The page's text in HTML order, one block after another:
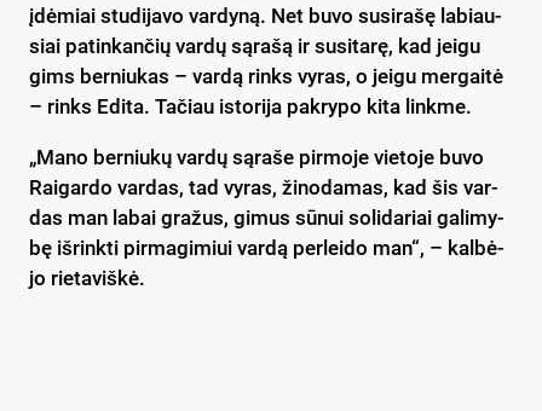
įdė­miai stu­di­ja­vo var­dy­ną. Net bu­vo su­si­ra­šę la­biau­
siai pa­tin­kan­čių var­dų są­ra­šą ir su­si­ta­rę, kad jei­gu
gims ber­niu­kas – var­dą rinks vy­ras, o jei­gu mer­gai­tė
– rinks Edi­ta. Ta­čiau is­to­ri­ja pa­kry­po ki­ta link­me.
„Ma­no ber­niu­kų var­dų są­ra­še pir­mo­je vie­to­je bu­vo
Rai­gar­do var­das, tad vy­ras, ži­no­da­mas, kad šis var­
das man la­bai gra­žus, gi­mus sū­nui so­li­da­riai ga­li­my­
bę iš­rink­ti pir­ma­gi­miui var­dą per­lei­do man“, – kal­bė­
jo rie­ta­viš­kė.